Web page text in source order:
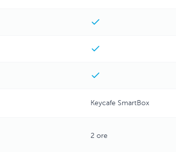
Keycafe SmartBox
2 ore